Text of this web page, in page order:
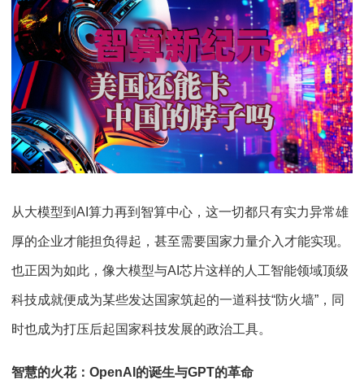
从大模型到 AI 算力再到智算中心，这一切都只有实力异常雄
厚的企业才能担负得起，甚至需要国家力量介入才能实现。
也正因为如此，像大模型与AI 芯片这样的人工智能领域顶级
科技成就便成为某些发达国家筑起的一道科技“防火墙” ，同
时也成为打压后起国家科技发展的政治工具。
智慧的火花： OpenAI 的诞生与GPT的革命